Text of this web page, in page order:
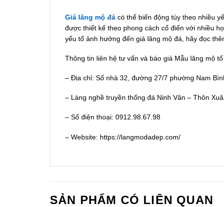
Giá lăng mộ đá có thể biến động tùy theo nhiều
được thiết kế theo phong cách cổ điển với nhiều
yếu tố ảnh hưởng đến giá lăng mộ đá, hãy đọc
Thông tin liên hệ tư vấn và báo giá Mẫu lăng mộ
– Địa chỉ: Số nhà 32, đường 27/7 phường Nam
– Làng nghề truyền thống đá Ninh Vân – Thôn
– Số điện thoại: 0912.98.67.98
– Website: https://langmodadep.com/
SẢN PHẨM CÓ LIÊN QUAN